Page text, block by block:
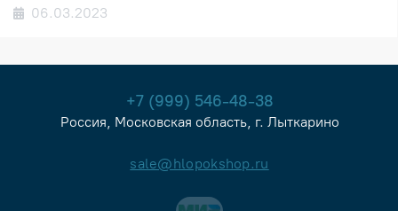
06.03.2023
+7 (999) 546-48-38
Россия, Московская область, г. Лыткарино
sale@hlopokshop.ru